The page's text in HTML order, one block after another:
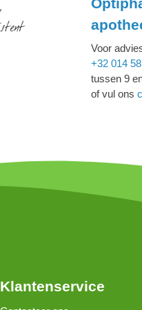
Voor
+32 014
tussen 9
of vul ons
Klantenservice